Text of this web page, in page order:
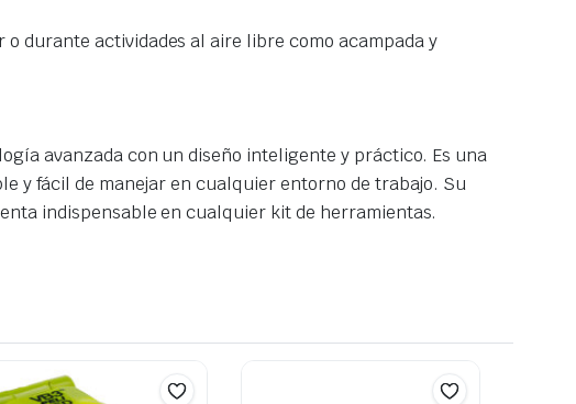
durante actividades al aire libre como acampada y
avanzada con un diseño inteligente y práctico. Es una
y fácil de manejar en cualquier entorno de trabajo. Su
indispensable en cualquier kit de herramientas.